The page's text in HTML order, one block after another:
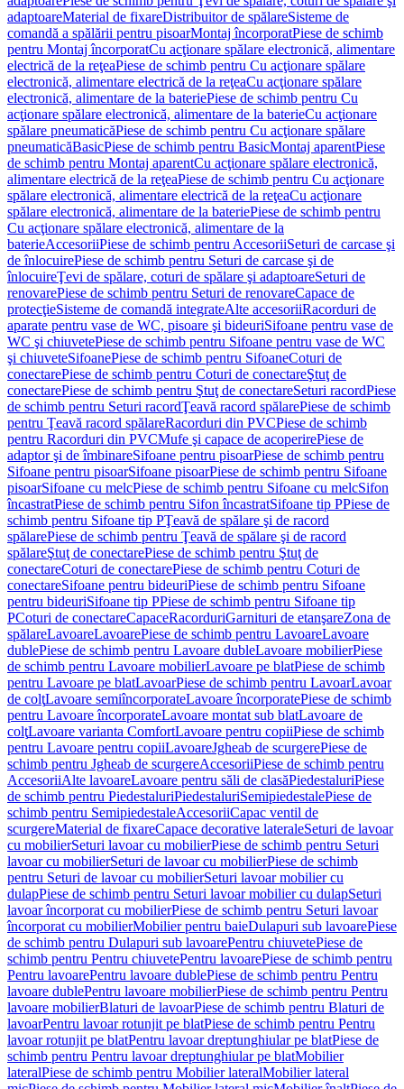
adaptoareMaterial de fixareDistribuitor de spălareSisteme de
comandă a spălării pentru pisoarMontaj încorporatPiese de schimb
pentru Montaj încorporatCu acţionare spălare electronică, alimentare
electrică de la reţeaPiese de schimb pentru Cu acţionare spălare
electronică, alimentare electrică de la reţeaCu acţionare spălare
electronică, alimentare de la bateriePiese de schimb pentru Cu
acţionare spălare electronică, alimentare de la baterieCu acţionare
spălare pneumaticăPiese de schimb pentru Cu acţionare spălare
pneumaticăBasicPiese de schimb pentru BasicMontaj aparentPiese
de schimb pentru Montaj aparentCu acţionare spălare electronică,
alimentare electrică de la reţeaPiese de schimb pentru Cu acţionare
spălare electronică, alimentare electrică de la reţeaCu acţionare
spălare electronică, alimentare de la bateriePiese de schimb pentru
Cu acţionare spălare electronică, alimentare de la
baterieAccesoriiPiese de schimb pentru AccesoriiSeturi de carcase şi
de înlocuirePiese de schimb pentru Seturi de carcase şi de
înlocuireŢevi de spălare, coturi de spălare şi adaptoareSeturi de
renovarePiese de schimb pentru Seturi de renovareCapace de
protecţieSisteme de comandă integrateAlte accesoriiRacorduri de
aparate pentru vase de WC, pisoare şi bideuriSifoane pentru vase de
WC şi chiuvetePiese de schimb pentru Sifoane pentru vase de WC
şi chiuveteSifoanePiese de schimb pentru SifoaneCoturi de
conectarePiese de schimb pentru Coturi de conectareŞtuţ de
conectarePiese de schimb pentru Ştuţ de conectareSeturi racordPiese
de schimb pentru Seturi racordŢeavă racord spălarePiese de schimb
pentru Ţeavă racord spălareRacorduri din PVCPiese de schimb
pentru Racorduri din PVCMufe şi capace de acoperirePiese de
adaptor şi de îmbinareSifoane pentru pisoarPiese de schimb pentru
Sifoane pentru pisoarSifoane pisoarPiese de schimb pentru Sifoane
pisoarSifoane cu melcPiese de schimb pentru Sifoane cu melcSifon
încastratPiese de schimb pentru Sifon încastratSifoane tip PPiese de
schimb pentru Sifoane tip PŢeavă de spălare şi de racord
spălarePiese de schimb pentru Ţeavă de spălare şi de racord
spălareŞtuţ de conectarePiese de schimb pentru Ştuţ de
conectareCoturi de conectarePiese de schimb pentru Coturi de
conectareSifoane pentru bideuriPiese de schimb pentru Sifoane
pentru bideuriSifoane tip PPiese de schimb pentru Sifoane tip
PCoturi de conectareCapaceRacorduriGarnituri de etanşareZona de
spălareLavoareLavoarePiese de schimb pentru LavoareLavoare
dublePiese de schimb pentru Lavoare dubleLavoare mobilierPiese
de schimb pentru Lavoare mobilierLavoare pe blatPiese de schimb
pentru Lavoare pe blatLavoarPiese de schimb pentru LavoarLavoar
de colţLavoare semiîncorporateLavoare încorporatePiese de schimb
pentru Lavoare încorporateLavoare montat sub blatLavoare de
colţLavoare varianta ComfortLavoare pentru copiiPiese de schimb
pentru Lavoare pentru copiiLavoareJgheab de scurgerePiese de
schimb pentru Jgheab de scurgereAccesoriiPiese de schimb pentru
AccesoriiAlte lavoareLavoare pentru săli de clasăPiedestaluriPiese
de schimb pentru PiedestaluriPiedestaluriSemipiedestalePiese de
schimb pentru SemipiedestaleAccesoriiCapac ventil de
scurgereMaterial de fixareCapace decorative lateraleSeturi de lavoar
cu mobilierSeturi lavoar cu mobilierPiese de schimb pentru Seturi
lavoar cu mobilierSeturi de lavoar cu mobilierPiese de schimb
pentru Seturi de lavoar cu mobilierSeturi lavoar mobilier cu
dulapPiese de schimb pentru Seturi lavoar mobilier cu dulapSeturi
lavoar încorporat cu mobilierPiese de schimb pentru Seturi lavoar
încorporat cu mobilierMobilier pentru baieDulapuri sub lavoarePiese
de schimb pentru Dulapuri sub lavoarePentru chiuvetePiese de
schimb pentru Pentru chiuvetePentru lavoarePiese de schimb pentru
Pentru lavoarePentru lavoare dublePiese de schimb pentru Pentru
lavoare dublePentru lavoare mobilierPiese de schimb pentru Pentru
lavoare mobilierBlaturi de lavoarPiese de schimb pentru Blaturi de
lavoarPentru lavoar rotunjit pe blatPiese de schimb pentru Pentru
lavoar rotunjit pe blatPentru lavoar dreptunghiular pe blatPiese de
schimb pentru Pentru lavoar dreptunghiular pe blatMobilier
lateralPiese de schimb pentru Mobilier lateralMobilier lateral